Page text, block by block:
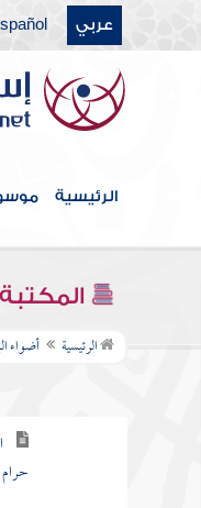
عربي
الرئيسية
الرئيسية أضواء
سورة الروم
سورة لقمان
سورة
قوله
تظاهرون